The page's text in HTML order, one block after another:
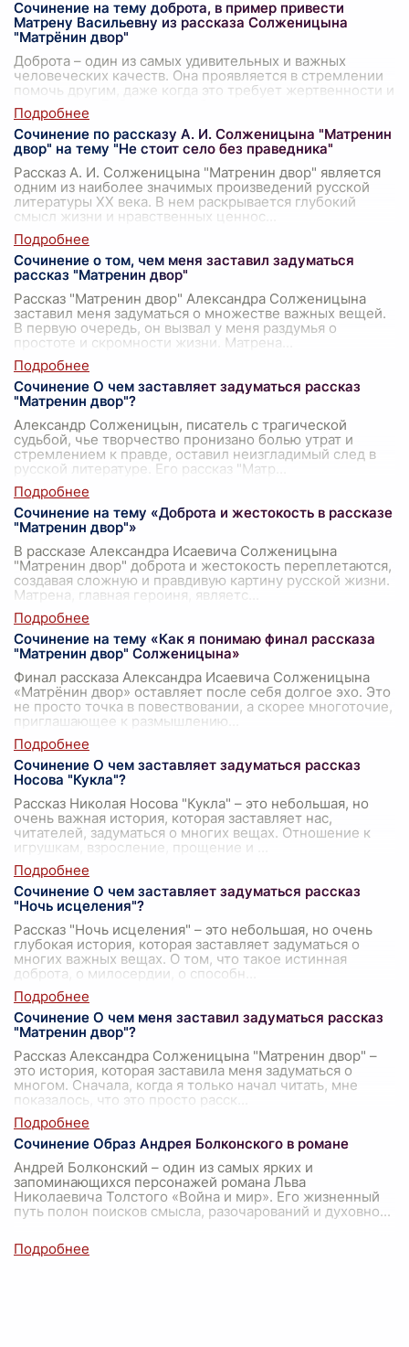
Сочинение на тему доброта, в пример привести
Матрену Васильевну из рассказа Солженицына
"Матрёнин двор"
Доброта – один из самых удивительных и важных
человеческих качеств. Она проявляется в стремлении
помочь другим, даже когда это требует жертвенности и
самоотдачи. Доброта способна п
Сочинение по рассказу А. И. Солженицына "Матренин
двор" на тему "Не стоит село без праведника"
Рассказ А. И. Солженицына "Матренин двор" является
одним из наиболее значимых произведений русской
литературы XX века. В нем раскрывается глубокий
смысл жизни и нравственных ценнос
Сочинение о том, чем меня заставил задуматься
рассказ "Матренин двор"
Рассказ "Матренин двор" Александра Солженицына
заставил меня задуматься о множестве важных вещей.
В первую очередь, он вызвал у меня раздумья о
простоте и скромности жизни. Матрена
Сочинение О чем заставляет задуматься рассказ
"Матренин двор"?
Александр Солженицын, писатель с трагической
судьбой, чье творчество пронизано болью утрат и
стремлением к правде, оставил неизгладимый след в
русской литературе. Его рассказ "Матр
Сочинение на тему «Доброта и жестокость в рассказе
"Матренин двор"»
В рассказе Александра Исаевича Солженицына
"Матренин двор" доброта и жестокость переплетаются,
создавая сложную и правдивую картину русской жизни.
Матрена, главная героиня, являетс
Сочинение на тему «Как я понимаю финал рассказа
"Матренин двор" Солженицына»
Финал рассказа Александра Исаевича Солженицына
«Матрёнин двор» оставляет после себя долгое эхо. Это
не просто точка в повествовании, а скорее многоточие,
приглашающее к размышлению
Сочинение О чем заставляет задуматься рассказ
Носова "Кукла"?
Рассказ Николая Носова "Кукла" – это небольшая, но
очень важная история, которая заставляет нас,
читателей, задуматься о многих вещах. Отношение к
игрушкам, взросление, прощение и
Сочинение О чем заставляет задуматься рассказ
"Ночь исцеления"?
Рассказ "Ночь исцеления" – это небольшая, но очень
глубокая история, которая заставляет задуматься о
многих важных вещах. О том, что такое истинная
доброта, о милосердии, о способн
Сочинение О чем меня заставил задуматься рассказ
"Матренин двор"?
Рассказ Александра Солженицына "Матренин двор" –
это история, которая заставила меня задуматься о
многом. Сначала, когда я только начал читать, мне
показалось, что это просто расск
Сочинение Образ Андрея Болконского в романе
Андрей Болконский – один из самых ярких и
запоминающихся персонажей романа Льва
Николаевича Толстого «Война и мир». Его жизненный
путь полон поисков смысла, разочарований и духовно...